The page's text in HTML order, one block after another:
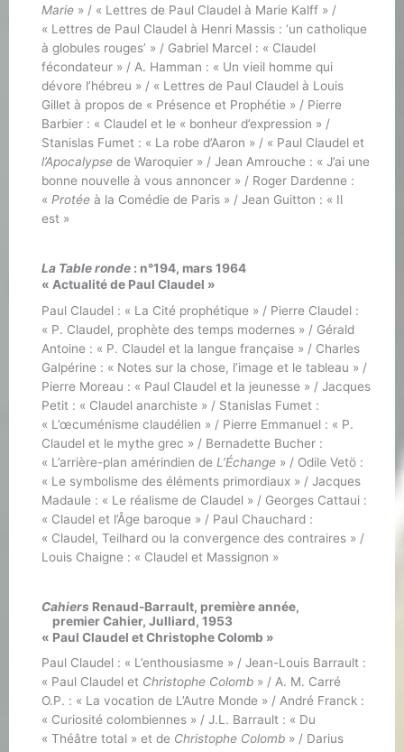
Marie » / « Lettres de Paul Claudel à Marie Kalff » /
« Lettres de Paul Claudel à Henri Massis : ‘un catholique
à globules rouges’ » / Gabriel Marcel : « Claudel
fécondateur » / A. Hamman : « Un vieil homme qui
dévore l’hébreu » / « Lettres de Paul Claudel à Louis
Gillet à propos de « Présence et Prophétie » / Pierre
Barbier : « Claudel et le « bonheur d’expression » /
Stanislas Fumet : « La robe d’Aaron » / « Paul Claudel et
l’Apocalypse de Waroquier » / Jean Amrouche : « J’ai une
bonne nouvelle à vous annoncer » / Roger Dardenne :
« Protée à la Comédie de Paris » / Jean Guitton : « Il
est »
La Table ronde : n°194, mars 1964
« Actualité de Paul Claudel »
Paul Claudel : « La Cité prophétique » / Pierre Claudel :
« P. Claudel, prophète des temps modernes » / Gérald
Antoine : « P. Claudel et la langue française » / Charles
Galpérine : « Notes sur la chose, l’image et le tableau » /
Pierre Moreau : « Paul Claudel et la jeunesse » / Jacques
Petit : « Claudel anarchiste » / Stanislas Fumet :
« L’œcuménisme claudélien » / Pierre Emmanuel : « P.
Claudel et le mythe grec » / Bernadette Bucher :
« L’arrière-plan amérindien de L’Échange » / Odile Vetö :
« Le symbolisme des éléments primordiaux » / Jacques
Madaule : « Le réalisme de Claudel » / Georges Cattaui :
« Claudel et l’Âge baroque » / Paul Chauchard :
« Claudel, Teilhard ou la convergence des contraires » /
Louis Chaigne : « Claudel et Massignon »
Cahiers Renaud-Barrault, première année,
premier Cahier, Julliard, 1953
« Paul Claudel et Christophe Colomb »
Paul Claudel : « L’enthousiasme » / Jean-Louis Barrault :
« Paul Claudel et Christophe Colomb » / A. M. Carré
O.P. : « La vocation de L’Autre Monde » / André Franck :
« Curiosité colombiennes » / J.L. Barrault : « Du
« Théâtre total » et de Christophe Colomb » / Darius